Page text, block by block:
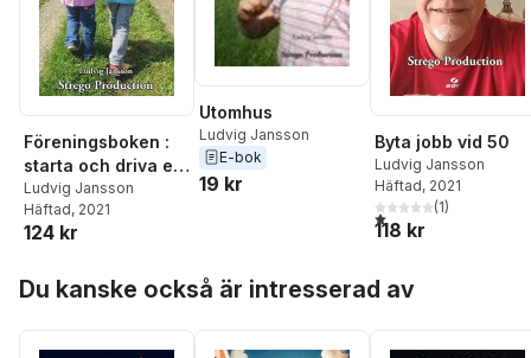
Föreningsboken :
starta och driva en
förening
Ludvig Jansson
Häftad, 2021
124 kr
Utomhus
Ludvig Jansson
E-bok
19 kr
Byta jobb vid 50
Ludvig Jansson
Häftad, 2021
1,0utav 5 stjärnor.
(1)
118 kr
Du kanske också är intresserad av